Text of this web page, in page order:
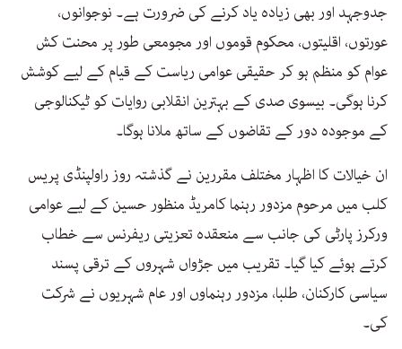
جدوجہد اور بھی زیادہ یاد کرنے کی ضرورت ہے۔ نوجوانوں،
عورتوں، اقلیتوں، محکوم قوموں اور مجومعی طور پر محنت کش
عوام کو منظم ہو کر حقیقی عوامی ریاست کے قیام کے لیے کوشش
کرنا ہوگی۔ بیسوی صدی کے بہترین انقلابی روایات کو ٹیکنالوجی
کے موجودہ دور کے تقاضوں کے ساتھ ملانا ہوگا۔
ان خیالات کا اظہار مختلف مقررین نے گذشتہ روز راولپنڈی پریس
کلب میں مرحوم مزدور رہنما کامریڈ منظور حسین کے لیے عوامی
ورکرز پارٹی کی جانب سے منعقدہ تعزیتی ریفرنس سے خطاب
کرتے ہوئے کیا گیا۔ تقریب میں جڑواں شہروں کے ترقی پسند
سیاسی کارکنان، طلبا، مزدور رہنماوں اور عام شہریوں نے شرکت
کی۔